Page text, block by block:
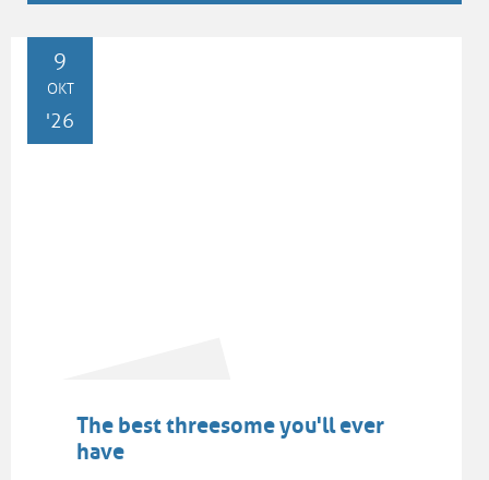
9
OKT
'26
The best threesome you'll ever
have